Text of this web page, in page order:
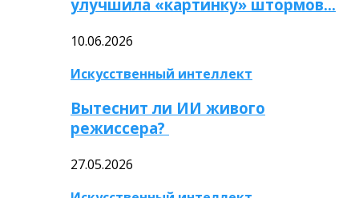
улучшила «картинку» штормов…
10.06.2026
Искусственный интеллект
Вытеснит ли ИИ живого
режиссера?
27.05.2026